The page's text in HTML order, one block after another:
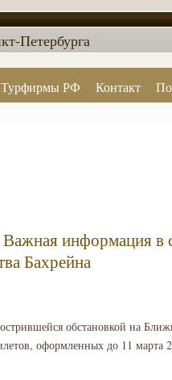
Турфирмы РФ Контакт
Петербурга
информация в
Бахрейна
обстановкой на
оформленных до 11